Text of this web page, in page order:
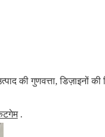
की गुणवत्ता, डिज़ाइनों की
.